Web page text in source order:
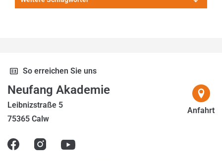
2020
2023
2024
2025
2026
So erreichen Sie uns
Neufang Akademie
Leibnizstraße 5
75365 Calw
Anfahrt